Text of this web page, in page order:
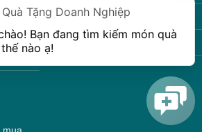
Sản phẩm mới
Sản phẩm môi trường
mua
Quà Tặng Doanh Nghiệp
Bạn đang tìm kiếm món quà
nào ạ!